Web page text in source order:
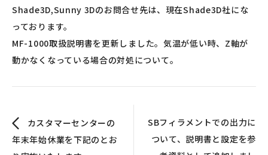
Shade3D,Sunny 3Dのお問合せ先は、現在Shade3D社にな
っております。
MF-1000取扱説明書を更新しました。気温が低い時、Z軸が
動かなくなっている場合の対処について。
カスタマーセンターの
年末年始休業を下記のとお
SBフィラメントでの出力に
ついて、説明書と設定を参